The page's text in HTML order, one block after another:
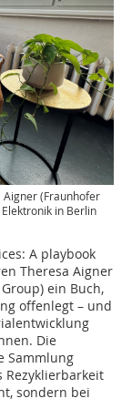
Aigner (Fraunhofer
in Berlin
A playbook
Theresa Aigner
ein Buch,
offenlegt – und
Die
Sammlung
Rezyklierbarkeit
sondern bei